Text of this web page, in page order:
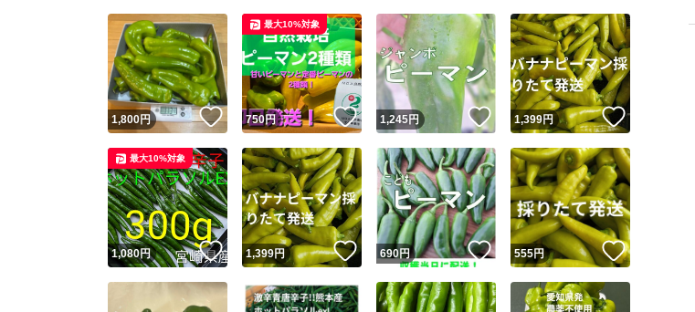
1,800円 いいね！
750円 いいね！
最大10%対象
1,245円 いいね！
1,399円 いいね！
1,080円 いいね！
最大10%対象
1,399円 いいね！
690円 いいね！
555円 いいね！